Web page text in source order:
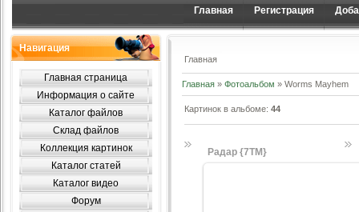
Главная Регистрация
Навигация
Главная страница
Информация о сайте
Каталог файлов
Склад файлов
Коллекция картинок
Каталог статей
Каталог видео
Форум
Главная
Главная » Фотоальбом » Worms Mayhem
Картинок в альбоме: 44
Радар {7TM}